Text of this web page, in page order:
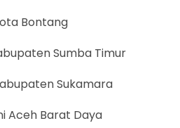
Bontang
Sumba Timur
Sukamara
Aceh Barat Daya